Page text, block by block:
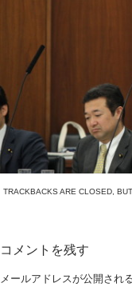
TRACKBACKS ARE CLOSED,
コメントを残す
メールアドレスが公開され